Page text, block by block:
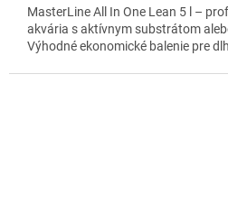
MasterLine All In One Lean 5 l –
akvária s aktívnym substrátom
Výhodné ekonomické balenie pre